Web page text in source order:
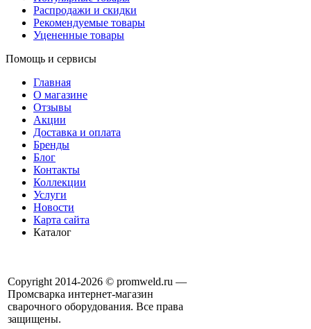
Распродажи и скидки
Рекомендуемые товары
Уцененные товары
Помощь и сервисы
Главная
О магазине
Отзывы
Акции
Доставка и оплата
Бренды
Блог
Контакты
Коллекции
Услуги
Новости
Карта сайта
Каталог
Copyright 2014-2026 © promweld.ru —
Промсварка интернет-магазин
сварочного оборудования. Все права
защищены.